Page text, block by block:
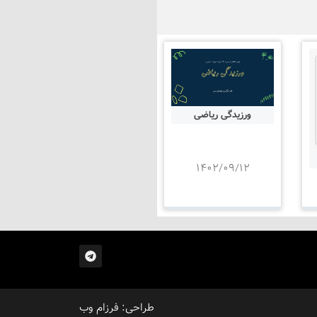
ورزیدگی ریاضی
۱۴۰۲/۰۹/۱۲
طراحی: فرزام وب